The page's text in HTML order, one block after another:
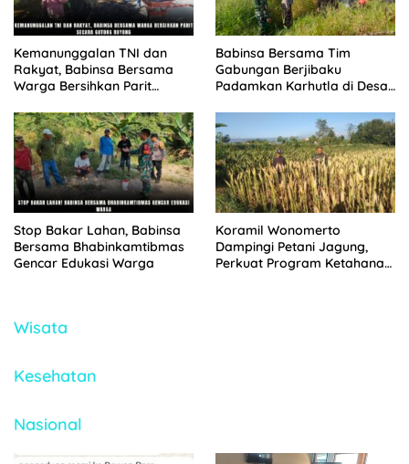
Kemanunggalan TNI dan
Rakyat, Babinsa Bersama
Warga Bersihkan Parit
Babinsa Bersama Tim
Gabungan Berjibaku
Padamkan Karhutla di Desa
Stop Bakar Lahan, Babinsa
Bersama Bhabinkamtibmas
Gencar Edukasi Warga
Koramil Wonomerto
Dampingi Petani Jagung,
Perkuat Program Ketahanan
Wisata
Kesehatan
Nasional